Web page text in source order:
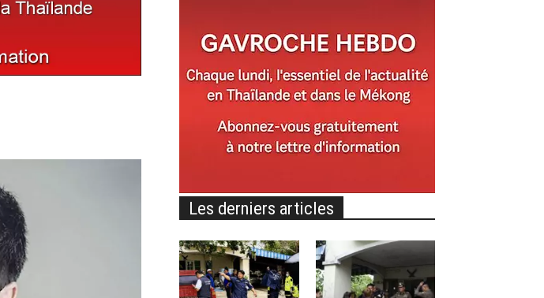
Les derniers articles